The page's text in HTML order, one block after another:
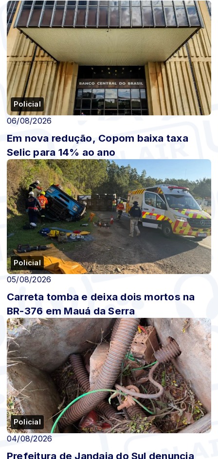
Policial
06/08/2026
Em nova redução, Copom baixa taxa
Selic para 14% ao ano
Policial
05/08/2026
Carreta tomba e deixa dois mortos na
BR-376 em Mauá da Serra
Policial
04/08/2026
Prefeitura de Jandaia do Sul denuncia